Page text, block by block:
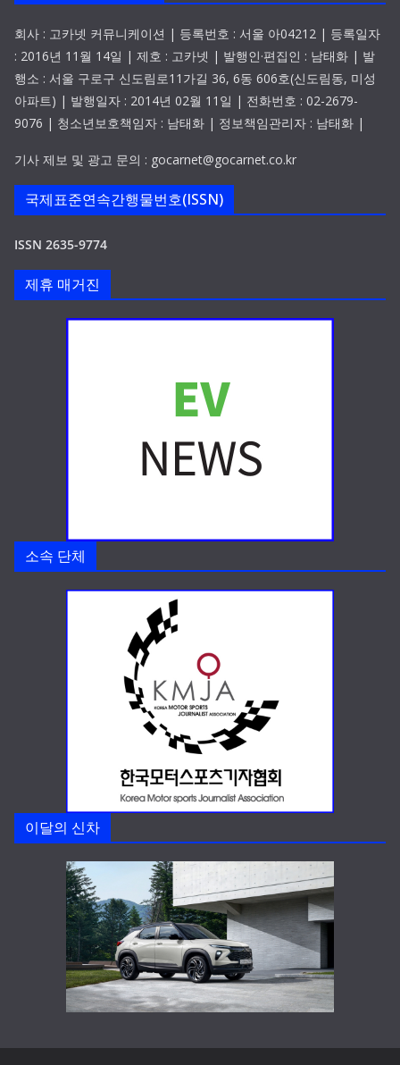
회사 : 고카넷 커뮤니케이션 | 등록번호 : 서울 아04212 | 등록일자
: 2016년 11월 14일 | 제호 : 고카넷 | 발행인·편집인 : 남태화 | 발
행소 : 서울 구로구 신도림로11가길 36, 6동 606호(신도림동, 미성
아파트) | 발행일자 : 2014년 02월 11일 | 전화번호 : 02-2679-
9076 | 청소년보호책임자 : 남태화 | 정보책임관리자 : 남태화 |
기사 제보 및 광고 문의 : gocarnet@gocarnet.co.kr
국제표준연속간행물번호(ISSN)
ISSN 2635-9774
제휴 매거진
소속 단체
이달의 신차